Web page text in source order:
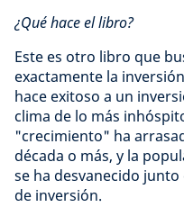
¿Qué hace el libro?
Este es otro libro que
exactamente la
hace exitoso a un
clima de lo más
"crecimiento" ha
década o más, y la
se ha desvanecido
de inversión.